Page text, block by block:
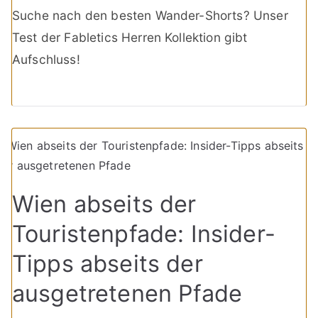
Suche nach den besten Wander-Shorts? Unser
Test der Fabletics Herren Kollektion gibt
Aufschluss!
Wien abseits der
Touristenpfade: Insider-
Tipps abseits der
ausgetretenen Pfade